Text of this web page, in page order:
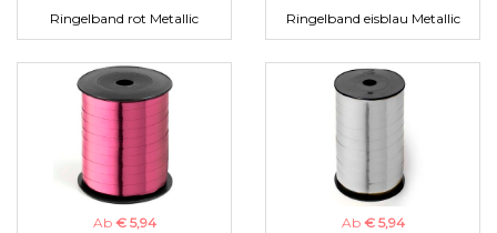
Ringelband rot Metallic
Ringelband eisblau Metallic
Ab € 5,94 Ab € 5,94